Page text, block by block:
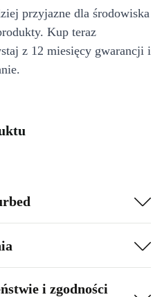
przyjazne dla środowiska
Kup teraz
z 12 miesięcy gwarancji i
i zgodności